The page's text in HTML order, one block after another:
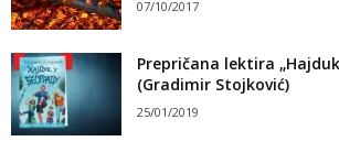
07/10/2017
Prepričana lektira
(Gradimir Stojković)
25/01/2019